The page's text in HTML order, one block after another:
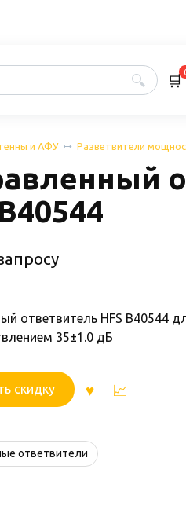
и АФУ Разветвители
ответвитель HFS B40544
35±1.0 дБ
скидку
ответвители